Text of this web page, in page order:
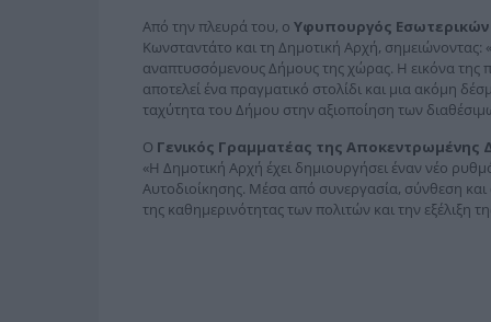
Από την πλευρά του, ο Υφυπουργός
Κωνσταντάτο και τη Δημοτική Αρχή,
αναπτυσσόμενους Δήμους της χώρας. Η εικόνα της
αποτελεί ένα πραγματικό στολίδι και μια ακόμη
ταχύτητα του Δήμου στην αξιοποίηση των
Ο Γενικός Γραμματέας της Αποκεντρωμένης
«Η Δημοτική Αρχή έχει δημιουργήσει έναν νέο
Αυτοδιοίκησης. Μέσα από συνεργασία, σύνθεση
της καθημερινότητας των πολιτών και την εξέλιξη